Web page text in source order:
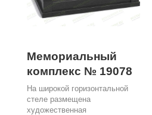
Мемориальный
комплекс № 19078
На широкой горизонтальной
стеле размещена
художественная